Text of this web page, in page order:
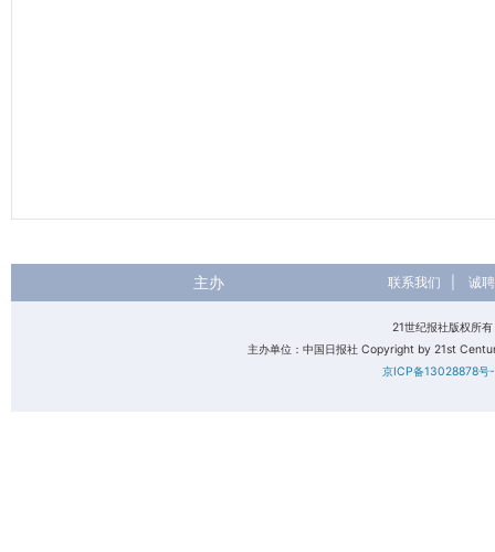
主办 联系我们 诚
21世纪报社版权所
主办单位：中国日报社 Copyright by 21st
京ICP备13028878号